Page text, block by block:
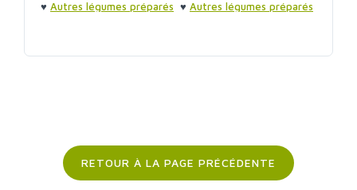
♥ Autres légumes préparés ♥ Autres légumes préparés
RETOUR À LA PAGE PRÉCÉDENTE